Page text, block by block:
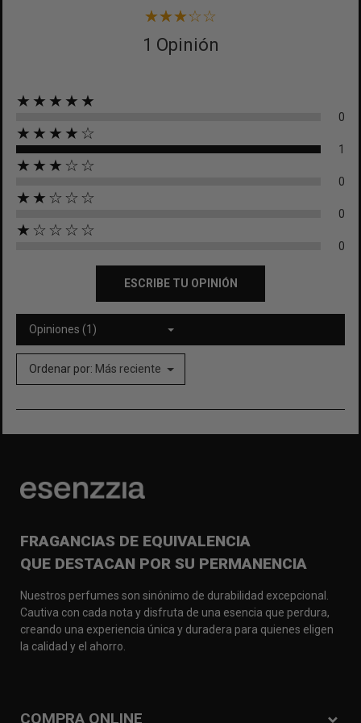
1 Opinión
★★★★★
0
★★★★☆
1
★★★☆☆
0
★★☆☆☆
0
★☆☆☆☆
0
ESCRIBE TU OPINIÓN
Opiniones (1)
Ordenar por: Más reciente
FRAGANCIAS DE EQUIVALENCIA
QUE DESTACAN POR SU PERMANENCIA
Nuestros perfumes son sinónimo de durabilidad excepcional.
Cautiva con cada nota y disfruta de una esencia que perdura,
creando una experiencia única y duradera para quienes eligen
la calidad y el ahorro.
COMPRA ONLINE